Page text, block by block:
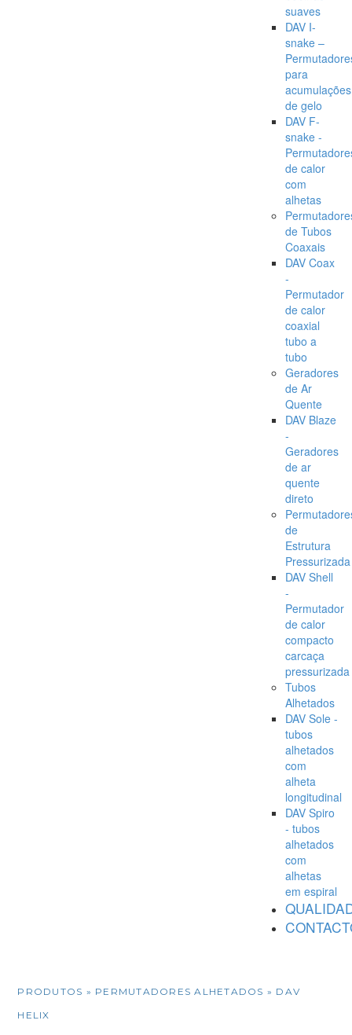
suaves
DAV I-
snake –
para
acumulações
de gelo
DAV F-
snake -
de calor
com
alhetas
de Tubos
Coaxais
DAV Coax
-
Permutador
de calor
coaxial
tubo a
tubo
Geradores
de Ar
Quente
DAV Blaze
-
Geradores
de ar
quente
direto
de
Estrutura
Pressurizada
DAV Shell
-
Permutador
de calor
compacto
carcaça
pressurizada
Tubos
Alhetados
DAV Sole -
tubos
alhetados
com
alheta
longitudinal
DAV Spiro
- tubos
alhetados
com
alhetas
em espiral
PRODUTOS » PERMUTADORES ALHETADOS » DAV
HELIX